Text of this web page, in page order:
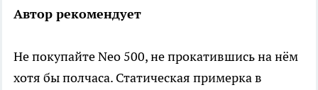
Автор рекомендует
Не покупайте Neo 500, не прокатившись на нём
хотя бы полчаса. Статическая примерка в